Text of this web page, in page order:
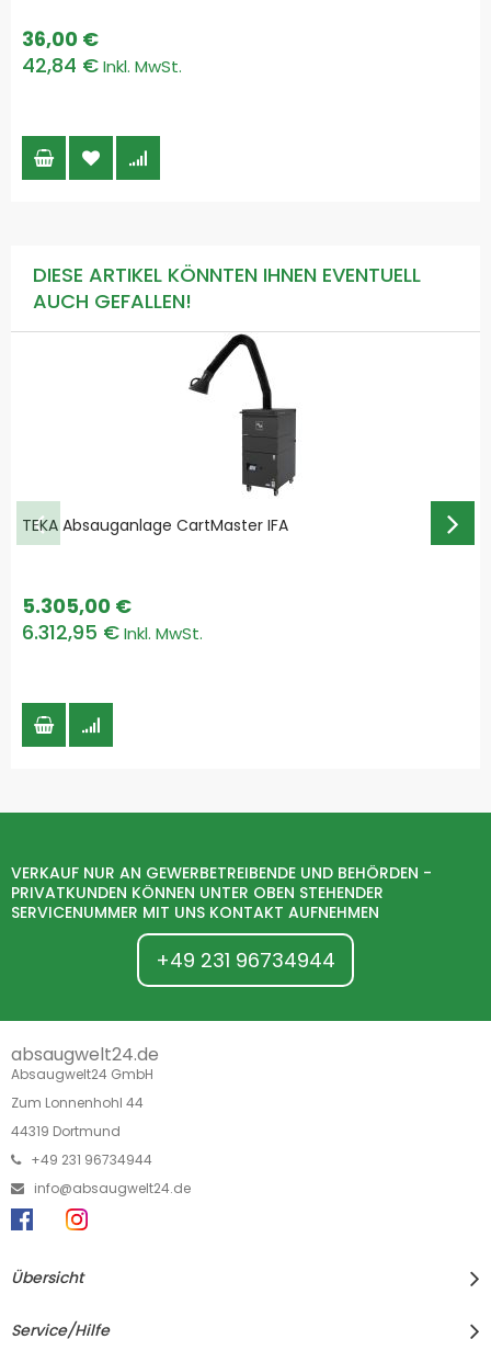
42,84 €
36,00 €
DIESE ARTIKEL KÖNNTEN IHNEN EVENTUELL
AUCH GEFALLEN!
TEKA Absauganlage CartMaster IFA
6.312,95 €
5.305,00 €
VERKAUF NUR AN GEWERBETREIBENDE UND BEHÖRDEN -
PRIVATKUNDEN KÖNNEN UNTER OBEN STEHENDER
SERVICENUMMER MIT UNS KONTAKT AUFNEHMEN
+49 231 96734944
absaugwelt24.de
Absaugwelt24 GmbH
Zum Lonnenhohl 44
44319 Dortmund
+49 231 96734944
info@absaugwelt24.de
Übersicht
Service/Hilfe